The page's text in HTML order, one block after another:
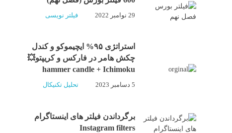
29 نوامبر 2022 فیلتر نویسی
استراتژی ۹۵% ایچیموکو و کندل
چکش هامر در فارکس و کریپتو💥
hammer candle + Ichimoku
5 دسامبر 2023 تحلیل تکنیکال
برگرداندن فیلتر های اینستاگرام
Instagram filters